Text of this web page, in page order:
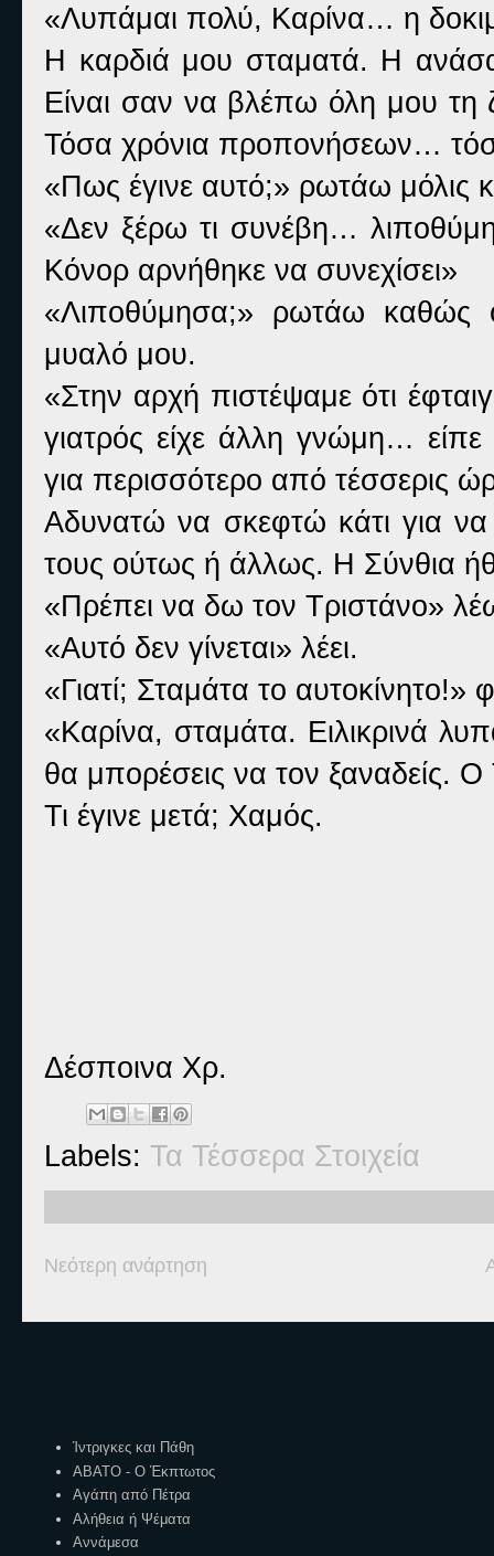
«Λυπάμαι πολύ, Καρίνα… η
Η καρδιά μου σταματά. Η
Είναι σαν να βλέπω όλη μου τη
Τόσα χρόνια προπονήσεων…
«Πως έγινε αυτό;» ρωτάω
«Δεν ξέρω τι συνέβη…
Κόνορ αρνήθηκε να συνεχίσει»
«Λιποθύμησα;» ρωτάω καθώς
μυαλό μου.
«Στην αρχή πιστέψαμε ότι
γιατρός είχε άλλη γνώμη…
για περισσότερο από τέσσερις
Αδυνατώ να σκεφτώ κάτι για
τους ούτως ή άλλως. Η Σύνθια
«Πρέπει να δω τον Τριστάνο»
«Αυτό δεν γίνεται» λέει.
«Γιατί; Σταμάτα το
«Καρίνα, σταμάτα. Ειλικρινά
θα μπορέσεις να τον ξαναδείς.
Τι έγινε μετά; Χαμός.
Δέσποινα Χρ.
Labels: Τα Τέσσερα Στοιχεία
Νεότερη ανάρτηση
Ίντριγκες και Πάθη
ΑΒΑΤΟ - Ο Έκπτωτος
Αγάπη από Πέτρα
Αλήθεια ή Ψέματα
Αννάμεσα